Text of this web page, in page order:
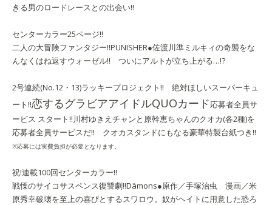
きる男のロードレースとの出会い!!
センターカラー25ページ!!
二人の大冒険ファンタジー!!PUNISHER●佐渡川準ミルキィの奇襲をな
んなくはね返すウォーゼル!! ついにアルトが立ち上がる…!?
2号連続(No.12・13)ラッキープロジェクト!! 絶対ほしいスーパーキュ
ート!!恋するグラビアアイドルQUOカード応募者全員サ
ービス スタート!!川村ゆきえチャンと原幹恵ちゃんのクオカ(各2種)を
応募者全員サービスだ!! クオカスタンドにもなる豪華特製台紙つき!!
※応募には実費負担が必要となります。
祝!連載100回センターカラー!!
戦慄のサイコサスペンス復讐劇!!Dämons●原作／手塚治虫 漫画／米
原秀幸破壊を至上の喜びとするスワロウ。奴がヘイトに用意した恐ろ